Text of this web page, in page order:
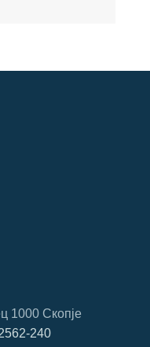
1000 Скопје
240